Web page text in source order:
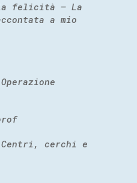
la felicità – La
a mio
Centri, cerchi e